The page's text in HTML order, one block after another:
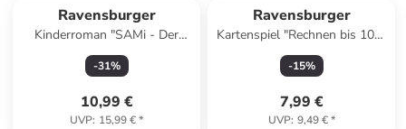
Ravensburger
Kinderroman "SAMi - Der
größte Schatz der Welt"
-31%
10,99 €
UVP: 15,99 €*
Ravensburger
Kartenspiel "Rechnen bis 100"
- ab 7 Jahren
-15%
7,99 €
UVP: 9,49 €*